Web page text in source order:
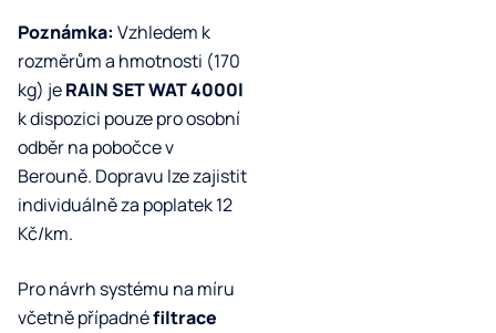
Poznámka: Vzhledem k
rozměrům a hmotnosti (170
kg) jeRAIN SET WAT 4000l
k dispozici pouze pro osobní
odběr na pobočce v
Berouně. Dopravu lze zajistit
individuálně za poplatek 12
Kč/km.
Pro návrh systému na míru
včetně případnéfiltrace